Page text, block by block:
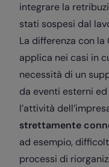
integrare la
stati sospesi dal
La differenza con la
applica nei casi in
necessità di un
da eventi esterni
l’attività
strettamente
ad esempio,
processi di